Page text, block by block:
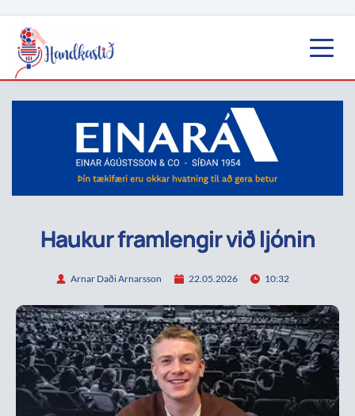
Haukur framlengir við ljónin
Arnar Daði Arnarsson 22.05.2026 10:32